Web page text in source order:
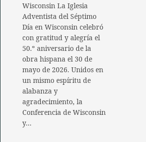
Wisconsin La Iglesia
Adventista del Séptimo
Día en Wisconsin celebró
con gratitud y alegría el
50.º aniversario de la
obra hispana el 30 de
mayo de 2026. Unidos en
un mismo espíritu de
alabanza y
agradecimiento, la
Conferencia de Wisconsin
y…